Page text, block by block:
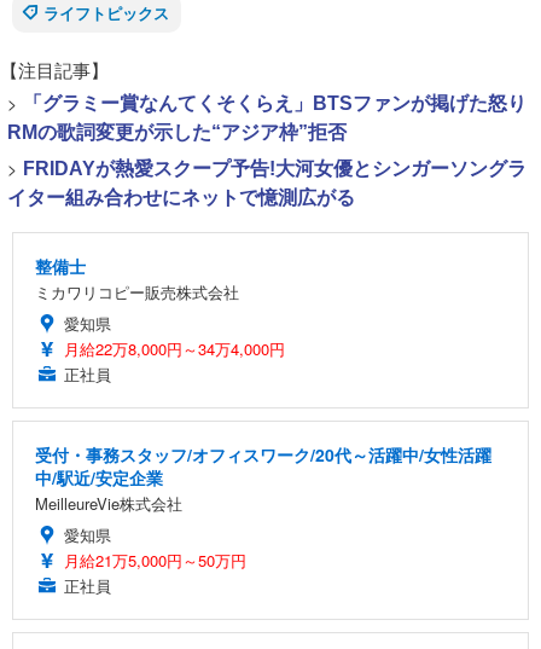
ライフトピックス
【注目記事】
>
「グラミー賞なんてくそくらえ」BTSファンが掲げた怒り
RMの歌詞変更が示した“アジア枠”拒否
> FRIDAYが熱愛スクープ予告!大河女優とシンガーソングラ
イター組み合わせにネットで憶測広がる
整備士
ミカワリコピー販売株式会社
愛知県
月給22万8,000円～34万4,000円
正社員
受付・事務スタッフ/オフィスワーク/20代～活躍中/女性活躍
中/駅近/安定企業
MeilleureVie株式会社
愛知県
月給21万5,000円～50万円
正社員